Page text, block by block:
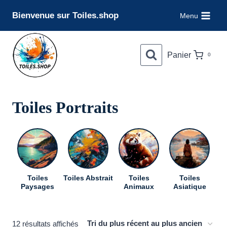
contenu
Bienvenue sur Toiles.shop Menu
Panier 0
Toiles Portraits
Toiles
Paysages
Toiles Abstrait
Toiles
Animaux
Toiles
Asiatique
12 résultats affichés Trié